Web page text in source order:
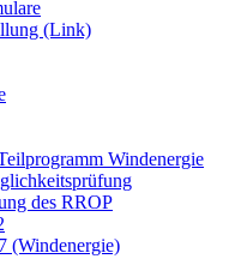
(Link)
Windenergie
des RROP
(Windenergie)